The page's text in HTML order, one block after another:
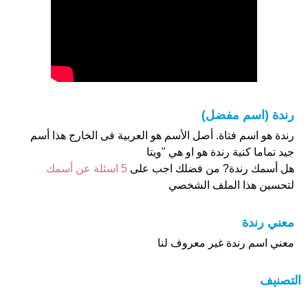
رندة (اسم مفضل)
رندة هو اسم فتاة. أصل الأسم هو العربية فى الخارج هذا أسم
جيد تماما كنية رندة هو او هي "ويتا
هل أسمك رندة? من فضلك اجب على 5 اسئلة عن أسمك
لتحسين هذا الملف الشخصي
معني رندة
معني اسم رندة غير معروف لنا
التصنيف